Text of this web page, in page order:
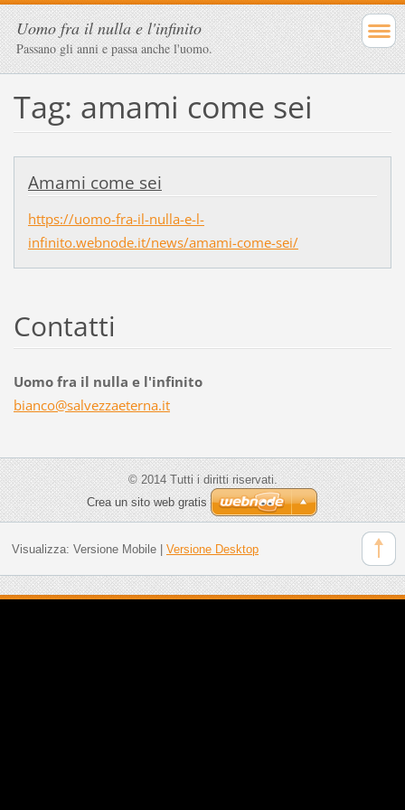
Uomo fra il nulla e l'infinito
Passano gli anni e passa anche l'uomo.
Tag: amami come sei
Amami come sei
https://uomo-fra-il-nulla-e-l-
infinito.webnode.it/news/amami-come-sei/
Contatti
Uomo fra il nulla e l'infinito
bianco@salvezzaeterna.it
© 2014 Tutti i diritti riservati.
Crea un sito web gratis
Visualizza: Versione Mobile| Versione Desktop